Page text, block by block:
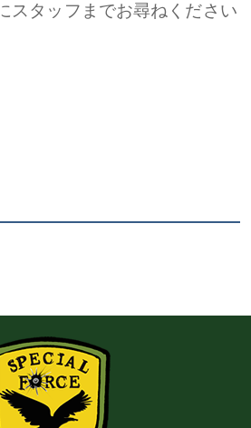
スタッフまでお尋ねください